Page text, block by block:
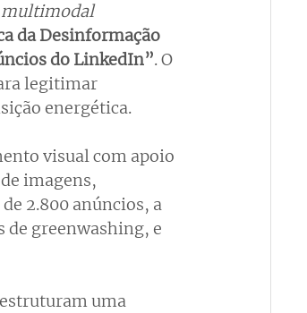
multimodal
da Desinformação
do LinkedIn”. O
legitimar
energética.
visual com apoio
imagens,
2.800 anúncios, a
de greenwashing, e
uma